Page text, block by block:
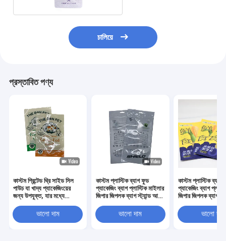
চালিয়ে
প্রস্তাবিত পণ্য
কাস্টম প্রিন্টেড থ্রি সাইড সিল
পাউচ যা খাদ্য প্যাকেজিংয়ের
জন্য উপযুক্ত, যার মধ্যে
এবং শুকনো খাবার অন্তর্ভুক্ত
রয়েছে, টিয়ার নচ এবং জিপার সহ
ভালো দাম
কাস্টম প্লাস্টিক ব্যাগ ফুড
প্যাকেজিং ব্যাগ প্লাস্টিক মাইলার
জিপার জিপলক ব্যাগ স্ট্যান্ড আপ
মশলা প্যাকেজিংভালো দাম
কাস্টম প্লাস্টিক ব্যাগ
প্যাকেজিং ব্যাগ
জিপার জিপলক ব্যাগ
মশলা প্যাকেজিংভালো দাম